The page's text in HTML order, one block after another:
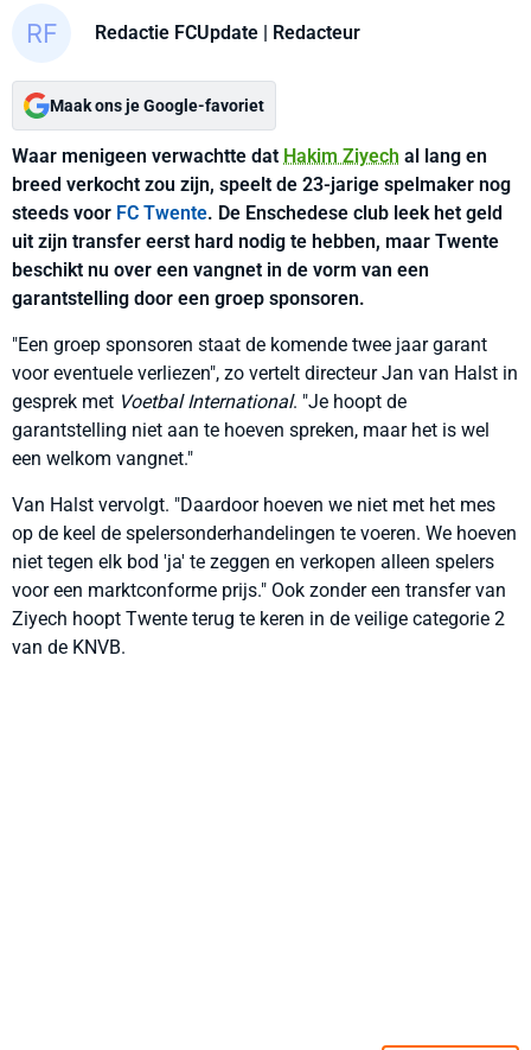
Redactie FCUpdate | Redacteur
Maak ons je Google-favoriet
Waar menigeen verwachtte dat Hakim Ziyech al lang en
breed verkocht zou zijn, speelt de 23-jarige spelmaker nog
steeds voor FC Twente. De Enschedese club leek het geld
uit zijn transfer eerst hard nodig te hebben, maar Twente
beschikt nu over een vangnet in de vorm van een
garantstelling door een groep sponsoren.
"Een groep sponsoren staat de komende twee jaar garant
voor eventuele verliezen", zo vertelt directeur Jan van Halst in
gesprek met Voetbal International. "Je hoopt de
garantstelling niet aan te hoeven spreken, maar het is wel
een welkom vangnet."
Van Halst vervolgt. "Daardoor hoeven we niet met het mes
op de keel de spelersonderhandelingen te voeren. We hoeven
niet tegen elk bod 'ja' te zeggen en verkopen alleen spelers
voor een marktconforme prijs." Ook zonder een transfer van
Ziyech hoopt Twente terug te keren in de veilige categorie 2
van de KNVB.